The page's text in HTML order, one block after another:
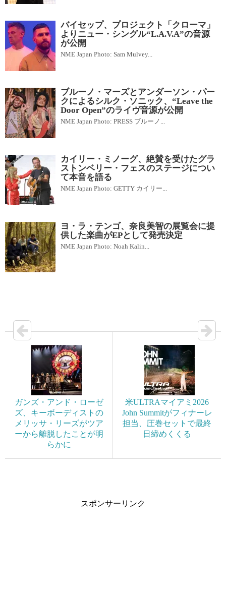
バイセップ、プロジェクト「クローマ」
よりニュー・シングル“L.A.V.A”の音源
が公開
NME Japan Photo: Sam Mulvey...
ブルーノ・マーズとアンダーソン・パー
クによるシルク・ソニック、“Leave the
Door Open”のライヴ音源が公開
NME Japan Photo: PRESS ブルーノ...
カイリー・ミノーグ、絶賛を受けたグラ
ストンベリー・フェスのステージについ
て本音を語る
NME Japan Photo: GETTY カイリー...
ヨ・ラ・テンゴ、奈良美智の展覧会に提
供した楽曲がEPとして発売決定
NME Japan Photo: Noah Kalin...
ガンズ・アンド・ローゼ
ズ、キーボーディストの
メリッサ・リーズがツア
ーから離脱したことが明
らかに
米ULTRAマイアミ2026
John Summitがフィナーレ
担当、圧巻セットで最終
日締めくくる
スポンサーリンク